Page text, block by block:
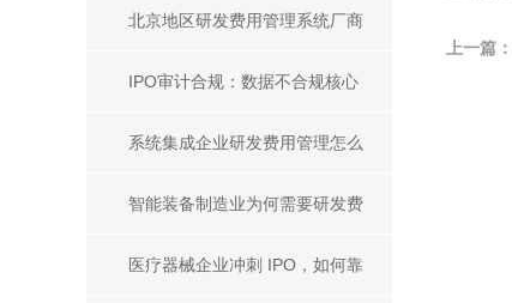
化解决方案
解决方案与产品推荐
北京地区研发费用管理系统厂商
盘点，科创企业选型参考指南
IPO审计合规：数据不合规核心
原因及企业合规提升方案
系统集成企业研发费用管理怎么
做？主流研发费用管理工具推荐
智能装备制造业为何需要研发费
用管理？主流工具推荐
医疗器械企业冲刺 IPO，如何靠
上一篇：